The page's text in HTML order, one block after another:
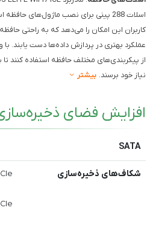
اسلات 288 پینی برای نصب ماژول‌های
کاربران این امکان را می‌دهد که به راحتی
عملکرد بهتری در پردازش داده‌ها دست یابند. با
از پیکربندی‌های مختلف حافظه استفاده کنند
نیاز خود برسند. بیشتر
افزایش فضای
SATA
شکاف‌های ذخیره‌سازی